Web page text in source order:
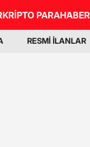
KRİPTO PARAHABER
RESMİ İLANLAR